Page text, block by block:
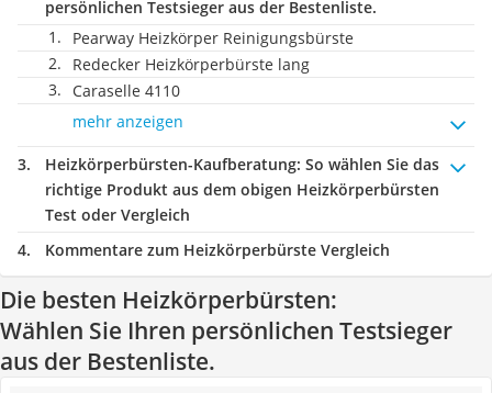
persönlichen Testsieger aus der Bestenliste.
Pearway Heizkörper Reinigungsbürste
Redecker Heizkörperbürste lang
Caraselle 4110
mehr anzeigen
Heizkörperbürsten-Kaufberatung: So wählen Sie das
richtige Produkt aus dem obigen Heizkörperbürsten
Test oder Vergleich
Kommentare zum Heizkörperbürste Vergleich
Die besten Heizkörperbürsten:
Wählen Sie Ihren persönlichen Testsieger
aus der Bestenliste.